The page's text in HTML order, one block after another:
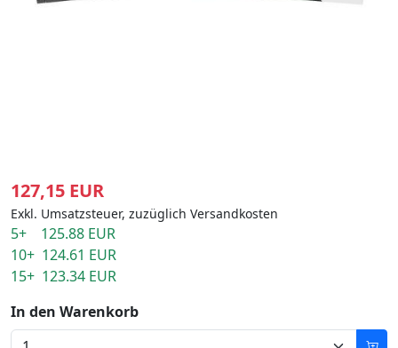
127,15 EUR
Exkl. Umsatzsteuer, zuzüglich Versandkosten
5+ 125.88 EUR
10+ 124.61 EUR
15+ 123.34 EUR
In den Warenkorb